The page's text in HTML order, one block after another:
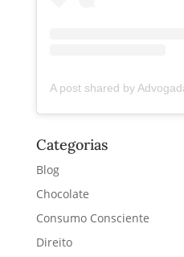
Categorias
Blog
Chocolate
Consumo Consciente
Direito